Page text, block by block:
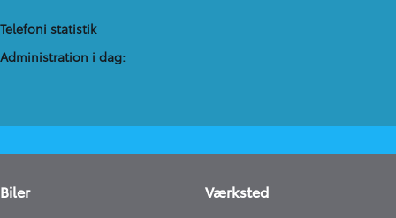
Telefoni statistik
Administration​ i dag:
Biler
Værksted